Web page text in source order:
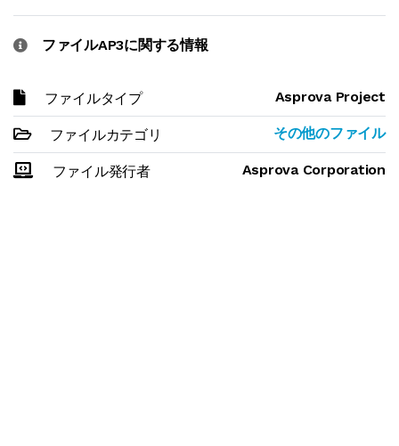
ファイルAP3に関する情報
ファイルタイプ Asprova Project
ファイルカテゴリ その他のファイル
ファイル発行者 Asprova Corporation